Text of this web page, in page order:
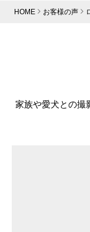
HOME お客様の声
家族や愛犬との撮